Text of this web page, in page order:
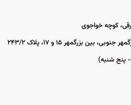
کوچه خواجوی
بزرگمهر ۱۵ و ۱۷، پلاک ۲۴۳/۲